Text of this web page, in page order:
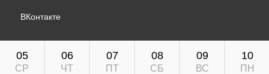
ВКонтакте
05
СР
06
ЧТ
07
ПТ
08
СБ
09
ВС
10
ПН